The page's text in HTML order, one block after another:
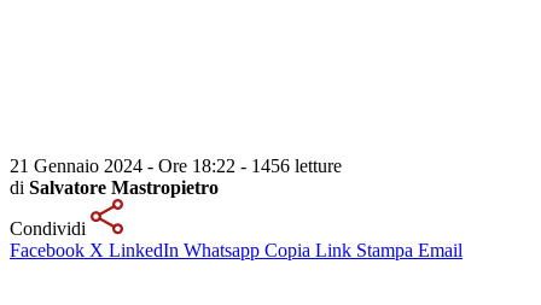
21 Gennaio 2024 - Ore 18:22 - 1456 letture
di Salvatore Mastropietro
Condividi
Facebook X LinkedIn Whatsapp Copia Link Stampa Email